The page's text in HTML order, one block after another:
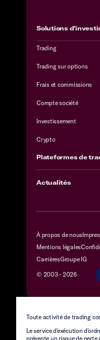
Solutions
Trading
Trading sur options
Frais et commissions
Compte société
Investissement
Crypto
Plateformes de
Actualités
À propos de nous
Mentions légales
CarrièresGroupe IG
© 2003 - 2026
Toute activité de trading
Le service d'exécution
présente un risque de